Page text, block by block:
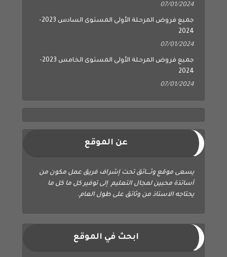
07/01/2024
جميع فروض المرحلة الأولى المستوى السادس 2023-
2024
07/01/2024
جميع فروض المرحلة الأولى المستوى الخامس 2023-
2024
07/01/2024
عن الموقع
يسعى موقع وثــــائق تحت إشراف فريق عمل مكون من
أساتذة محبين لمجال التعليم إلى توفير كل ما كل ما
يحتاجه الاستاذ من وثائق على طول العام.
ابحث في الموقع